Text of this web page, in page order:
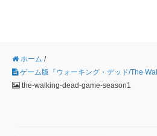
ホーム /
ゲーム版『ウォーキング・デッド/The
the-walking-dead-game-season1